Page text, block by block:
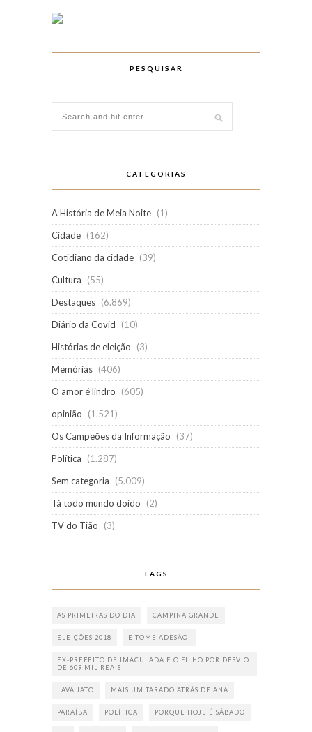
PESQUISAR
CATEGORIAS
A História de Meia Noite (1)
Cidade (162)
Cotidiano da cidade (39)
Cultura
(55)
Destaques (6.869)
Diário da Covid
(10)
Histórias de eleição
(3)
Memórias (406)
O amor é lindro
(605)
opinião
(1.521)
Os Campeões da Informação
(37)
Política
(1.287)
Sem categoria
(5.009)
Tá todo mundo doido
(2)
TV do Tião
(3)
TAGS
AS PRIMEIRAS DO DIA CAMPINA GRANDE
ELEIÇÕES 2018 E TOME ADESÃO!
EX-PREFEITO DE IMACULADA E O FILHO POR DESVIO
DE 609 MIL REAIS
LAVA JATO MAIS UM TARADO ATRÁS DE ANA
PARAÍBA POLÍTICA PORQUE HOJE É SÁBADO